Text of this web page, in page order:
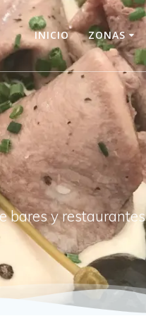
INICIO ZONAS
bares y restaurantes